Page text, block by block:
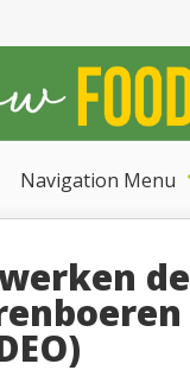
Navigation Menu
de